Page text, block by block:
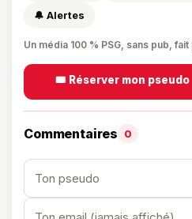
🔔 Alertes
Un média 100 % PSG, sans pub,
🎟️ Réserver mon pseudo
Commentaires 0